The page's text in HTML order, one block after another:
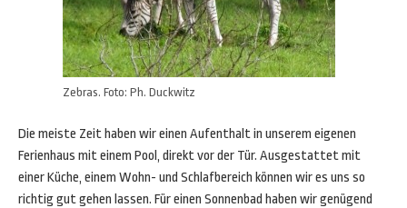
Zebras. Foto: Ph. Duckwitz
Die meiste Zeit haben wir einen Aufenthalt in unserem eigenen
Ferienhaus mit einem Pool, direkt vor der Tür. Ausgestattet mit
einer Küche, einem Wohn- und Schlafbereich können wir es uns so
richtig gut gehen lassen. Für einen Sonnenbad haben wir genügend